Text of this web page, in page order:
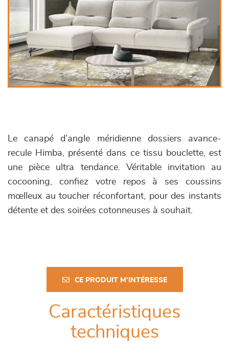
Le canapé d’angle méridienne dossiers avance-
recule Himba, présenté dans ce tissu bouclette, est
une pièce ultra tendance. Véritable invitation au
cocooning, confiez votre repos à ses coussins
mœlleux au toucher réconfortant, pour des instants
détente et des soirées cotonneuses à souhait.
CE PRODUIT M'INTÉRESSE
Caractéristiques
techniques